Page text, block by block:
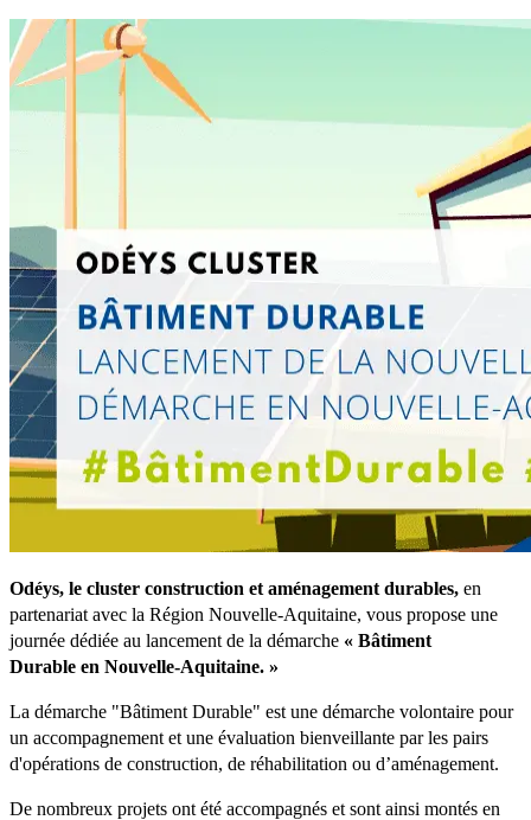
Odéys, le cluster construction et aménagement durables, en
partenariat avec la Région Nouvelle-Aquitaine, vous propose une
journée dédiée au lancement de la démarche « Bâtiment
Durable en Nouvelle-Aquitaine. »
La démarche "Bâtiment Durable" est une démarche volontaire pour
un accompagnement et une évaluation bienveillante par les pairs
d'opérations de construction, de réhabilitation ou d’aménagement.
De nombreux projets ont été accompagnés et sont ainsi montés en